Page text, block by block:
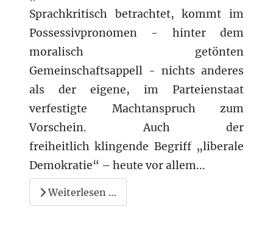
Sprachkritisch betrachtet, kommt im
Possessivpronomen - hinter dem
moralisch getönten
Gemeinschaftsappell - nichts anderes
als der eigene, im Parteienstaat
verfestigte Machtanspruch zum
Vorschein. Auch der
freiheitlich klingende Begriff „liberale
Demokratie“ – heute vor allem...
Weiterlesen …